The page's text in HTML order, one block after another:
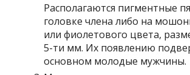
Располагаются пигментные
головке члена либо на
или фиолетового цвета,
5-ти мм. Их появлению
основном молодые мужчины.